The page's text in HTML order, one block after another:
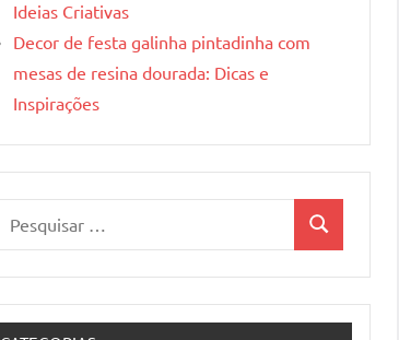
Ideias Criativas
Decor de festa galinha pintadinha com
mesas de resina dourada: Dicas e
Inspirações
Pesquisa